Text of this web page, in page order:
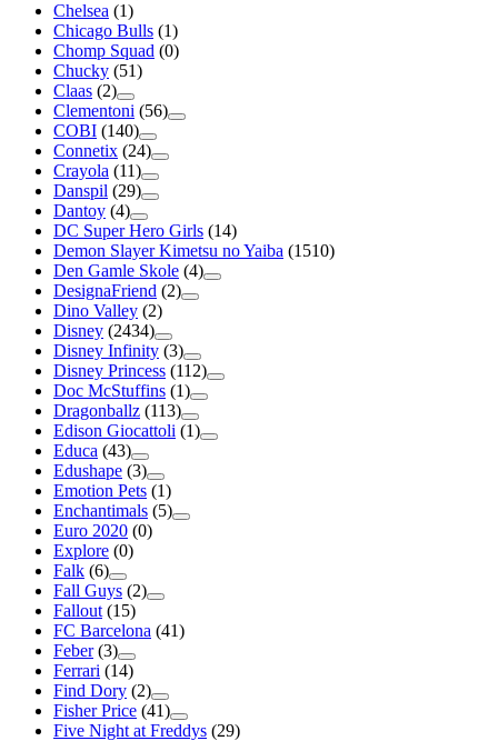
Chelsea (1)
Chicago Bulls (1)
Chomp Squad (0)
Chucky (51)
Claas (2)
Clementoni (56)
COBI (140)
Connetix (24)
Crayola (11)
Danspil (29)
Dantoy (4)
DC Super Hero Girls (14)
Demon Slayer Kimetsu no Yaiba (1510)
Den Gamle Skole (4)
DesignaFriend (2)
Dino Valley (2)
Disney (2434)
Disney Infinity (3)
Disney Princess (112)
Doc McStuffins (1)
Dragonballz (113)
Edison Giocattoli (1)
Educa (43)
Edushape (3)
Emotion Pets (1)
Enchantimals (5)
Euro 2020 (0)
Explore (0)
Falk (6)
Fall Guys (2)
Fallout (15)
FC Barcelona (41)
Feber (3)
Ferrari (14)
Find Dory (2)
Fisher Price (41)
Five Night at Freddys (29)